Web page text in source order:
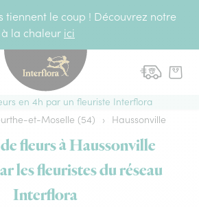
tiennent le coup ! Découvrez notre
la chaleur ici
en 4h par un fleuriste Interflora
et-Moselle (54) › Haussonville
fleurs à Haussonville
les fleuristes du réseau
Interflora